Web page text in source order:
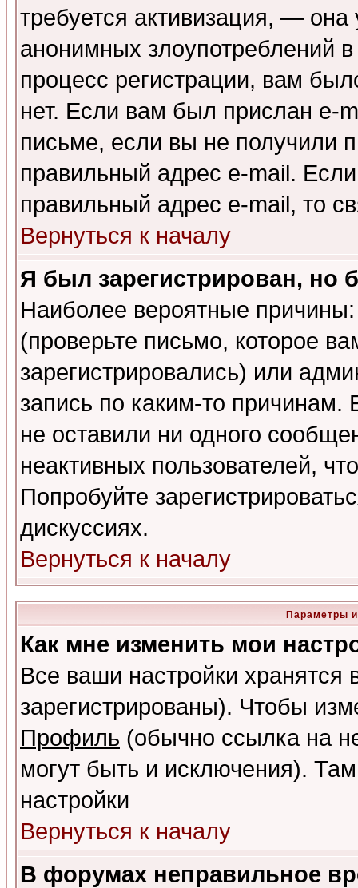
требуется активизация, —
анонимных злоупотреблений
процесс регистрации, вам
нет. Если вам был прислан e-
письме, если вы не получили
правильный адрес e-mail.
правильный адрес e-mail, то
Вернуться к началу
Я был зарегистрирован, но
Наиболее вероятные
(проверьте письмо, которое
зарегистрировались) или
запись по каким-то
не оставили ни одного
неактивных пользователей,
Попробуйте
дискуссиях.
Вернуться к началу
Параметры
Как мне изменить мои
Все ваши настройки
зарегистрированы). Чтобы
Профиль (обычно ссылка на
могут быть и исключения).
настройки
Вернуться к началу
В форумах неправильное